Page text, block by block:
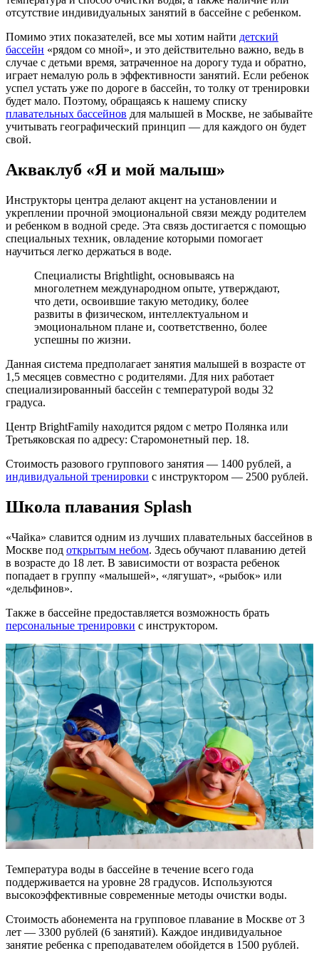
отсутствие индивидуальных занятий в бассейне с ребенком.
Помимо этих показателей, все мы хотим найти детский
бассейн «рядом со мной», и это действительно важно, ведь в
случае с детьми время, затраченное на дорогу туда и обратно,
играет немалую роль в эффективности занятий. Если ребенок
успел устать уже по дороге в бассейн, то толку от тренировки
будет мало. Поэтому, обращаясь к нашему списку
плавательных бассейнов для малышей в Москве, не забывайте
учитывать географический принцип — для каждого он будет
свой.
Акваклуб «Я и мой малыш»
Инструкторы центра делают акцент на установлении и
укреплении прочной эмоциональной связи между родителем
и ребенком в водной среде. Эта связь достигается с помощью
специальных техник, овладение которыми помогает
научиться легко держаться в воде.
Специалисты Brightlight, основываясь на
многолетнем международном опыте, утверждают,
что дети, освоившие такую методику, более
развиты в физическом, интеллектуальном и
эмоциональном плане и, соответственно, более
успешны по жизни.
Данная система предполагает занятия малышей в возрасте от
1,5 месяцев совместно с родителями. Для них работает
специализированный бассейн с температурой воды 32
градуса.
Центр BrightFamily находится рядом с метро Полянка или
Третьяковская по адресу: Старомонетный пер. 18.
Стоимость разового группового занятия — 1400 рублей, а
индивидуальной тренировки с инструктором — 2500 рублей.
Школа плавания Splash
«Чайка» славится одним из лучших плавательных бассейнов в
Москве под открытым небом. Здесь обучают плаванию детей
в возрасте до 18 лет. В зависимости от возраста ребенок
попадает в группу «малышей», «лягушат», «рыбок» или
«дельфинов».
Также в бассейне предоставляется возможность брать
персональные тренировки с инструктором.
Температура воды в бассейне в течение всего года
поддерживается на уровне 28 градусов. Используются
высокоэффективные современные методы очистки воды.
Стоимость абонемента на групповое плавание в Москве от 3
лет — 3300 рублей (6 занятий). Каждое индивидуальное
занятие ребенка с преподавателем обойдется в 1500 рублей.